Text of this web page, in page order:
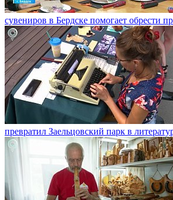
сувениров в Бердске помогает обрести
превратил Заельцовский парк в